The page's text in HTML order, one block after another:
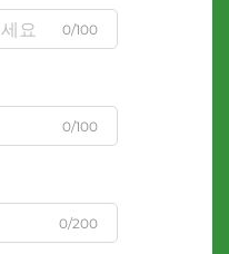
0/100
0/100
0/200